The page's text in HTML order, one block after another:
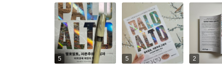
지만 레이저 프린터가 큰 성공을 거둬 R&D에 들
제록스는 뉴욕주 로체스터의 기업이었다. 이에
더그 엥겔바트는 인간증강의 개념적 틀에서 누
연구하는 사람들이 당연히 선두에 서야 한다는 결
--- 「10장 PC의 등장, 개인 혁명」 중에서
5 5 2